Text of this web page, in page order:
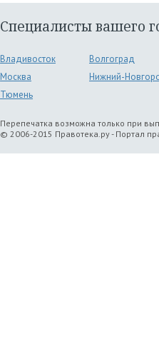
Специалисты вашего
Владивосток
Волгоград
Москва
Нижний-
Тюмень
Перепечатка возможна только при
© 2006-2015 Правотека.ру - Портал